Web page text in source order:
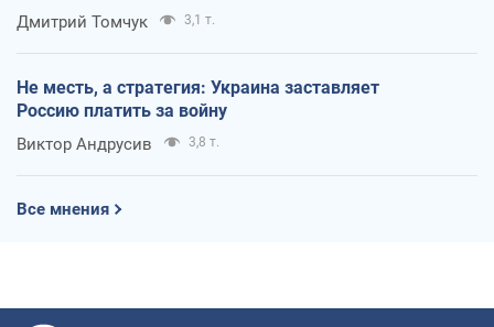
Дмитрий Томчук 3,1 т.
Не месть, а стратегия: Украина заставляет
Россию платить за войну
Виктор Андрусив 3,8 т.
Все мнения